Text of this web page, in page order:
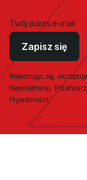
Twój adres e-mail
Zapisz się
Rejestrując się,
Newslettera).
Prywatności.